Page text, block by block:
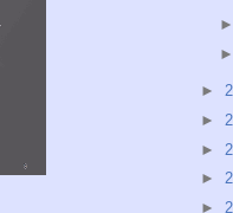
►
►
►
►
►